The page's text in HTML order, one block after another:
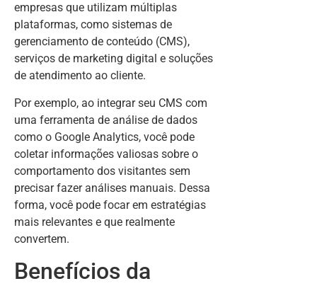
empresas que utilizam múltiplas
plataformas, como sistemas de
gerenciamento de conteúdo (CMS),
serviços de marketing digital e soluções
de atendimento ao cliente.
Por exemplo, ao integrar seu CMS com
uma ferramenta de análise de dados
como o Google Analytics, você pode
coletar informações valiosas sobre o
comportamento dos visitantes sem
precisar fazer análises manuais. Dessa
forma, você pode focar em estratégias
mais relevantes e que realmente
convertem.
Benefícios da